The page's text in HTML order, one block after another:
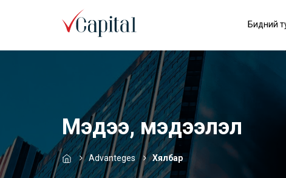
Бидний
Мэдээ, мэдээлэл
Advanteges Хялбар